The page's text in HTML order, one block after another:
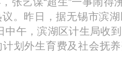
。昨日，据无锡市滨
中午，滨湖区计生局收
划外生育费及社会抚